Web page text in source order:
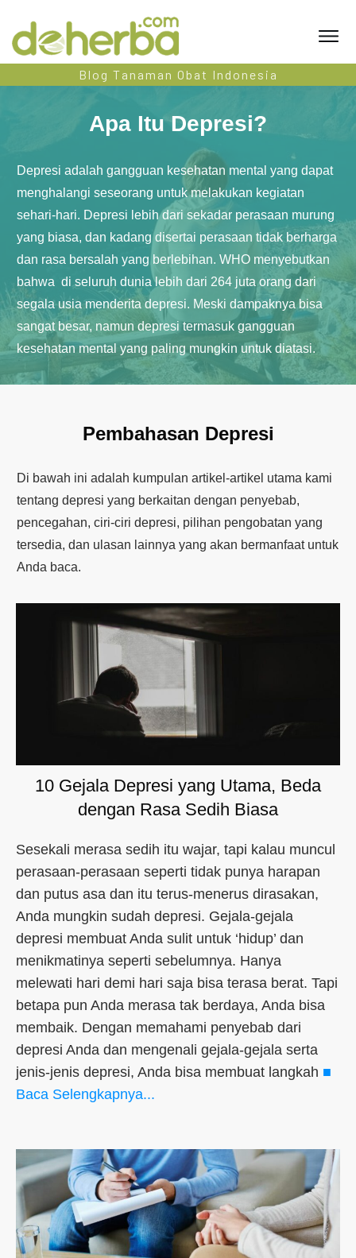
Blog Tanaman Obat Indonesia
Apa Itu Depresi?
Depresi adalah gangguan kesehatan mental yang dapat
menghalangi seseorang untuk melakukan kegiatan
sehari-hari. Depresi lebih dari sekadar perasaan murung
yang biasa, dan kadang disertai perasaan tidak berharga
dan rasa bersalah yang berlebihan. WHO menyebutkan
bahwa di seluruh dunia lebih dari 264 juta orang dari
segala usia menderita depresi. Meski dampaknya bisa
sangat besar, namun depresi termasuk gangguan
kesehatan mental yang paling mungkin untuk diatasi.
Pembahasan Depresi
Di bawah ini adalah kumpulan artikel-artikel utama kami
tentang depresi yang berkaitan dengan penyebab,
pencegahan, ciri-ciri depresi, pilihan pengobatan yang
tersedia, dan ulasan lainnya yang akan bermanfaat untuk
Anda baca.
10 Gejala Depresi yang Utama, Beda
dengan Rasa Sedih Biasa
Sesekali merasa sedih itu wajar, tapi kalau muncul
perasaan-perasaan seperti tidak punya harapan
dan putus asa dan itu terus-menerus dirasakan,
Anda mungkin sudah depresi. Gejala-gejala
depresi membuat Anda sulit untuk ‘hidup’ dan
menikmatinya seperti sebelumnya. Hanya
melewati hari demi hari saja bisa terasa berat. Tapi
betapa pun Anda merasa tak berdaya, Anda bisa
membaik. Dengan memahami penyebab dari
depresi Anda dan mengenali gejala-gejala serta
jenis-jenis depresi, Anda bisa membuat langkah ■
Baca Selengkapnya...